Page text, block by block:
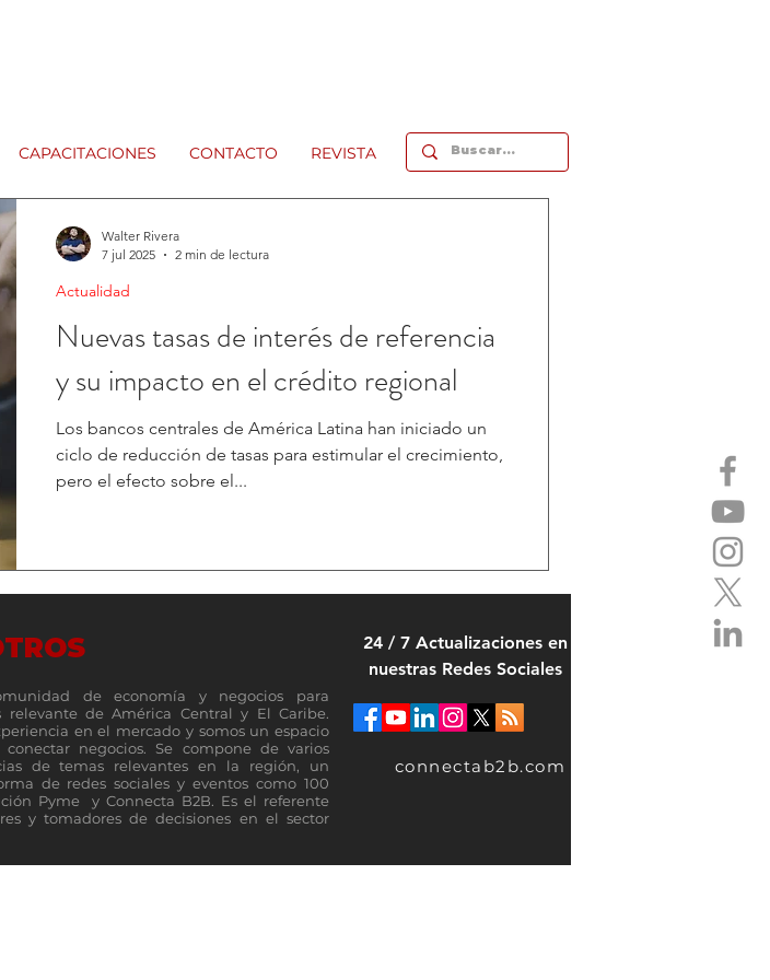
CAPACITACIONES CONTACTO REVISTA
Nuevas tasas de interés de referencia
y su impacto en el crédito regional
Los bancos centrales de América Latina han iniciado un
ciclo de reducción de tasas para estimular el crecimiento,
pero el efecto sobre el...
Actualidad
Walter Rivera
7 jul 2025
2 min de lectura
de economía y negocios para
relevante de América Central y El Caribe.
en el mercado y somos un espacio
negocios. Se compone de varios
de temas relevantes en la región, un
de redes sociales y eventos como 100
Pyme y Connecta B2B. Es el referente
y tomadores de decisiones en el sector
24 / 7 Actualizaciones en
nuestras Redes Sociales
connectab2b.com